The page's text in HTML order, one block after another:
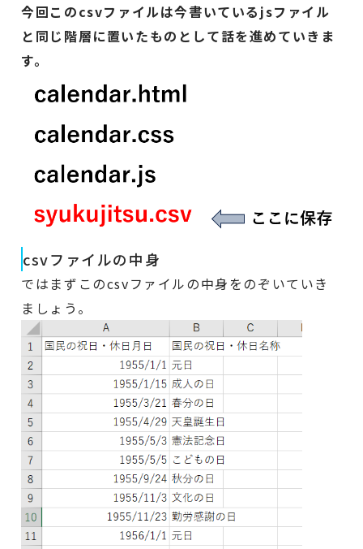
今回このcsvファイルは今書いているjsファイル
と同じ階層に置いたものとして話を進めていきま
す。
csvファイルの中身
ではまずこのcsvファイルの中身をのぞいていき
ましょう。